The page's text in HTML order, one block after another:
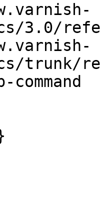
3.0/
trunk/